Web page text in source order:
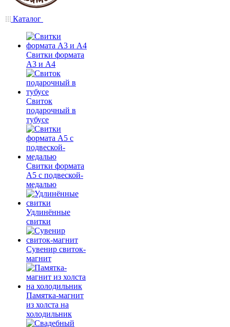
Каталог
Свитки формата
А3 и А4
Свиток
подарочный в
тубусе
Свитки формата
А5 с подвеской-
медалью
Удлинённые
свитки
Сувенир свиток-
магнит
Памятка-магнит
из холста на
холодильник